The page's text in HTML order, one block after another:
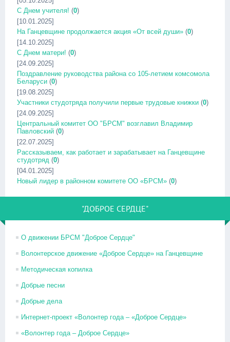
С Днем учителя! (0)
[10.01.2025]
На Ганцевщине продолжается акция «От всей души» (0)
[14.10.2025]
С Днем матери! (0)
[24.09.2025]
Поздравление руководства района со 105-летием комсомола
Беларуси (0)
[19.08.2025]
Участники студотряда получили первые трудовые книжки (0)
[24.09.2025]
Центральный комитет ОО "БРСМ" возглавил Владимир
Павловский (0)
[22.07.2025]
Рассказываем, как работает и зарабатывает на Ганцевщине
студотряд (0)
[04.01.2025]
Новый лидер в районном комитете ОО «БРСМ» (0)
"ДОБРОЕ СЕРДЦЕ"
О движении БРСМ "Доброе Сердце"
Волонтерское движение «Доброе Сердце» на Ганцевщине
Методическая копилка
Добрые песни
Добрые дела
Интернет-проект «Волонтер года – «Доброе Сердце»
«Волонтер года – Доброе Сердце»